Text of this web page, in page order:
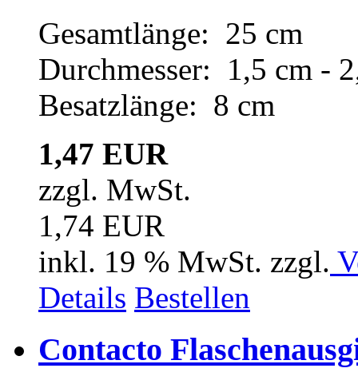
Gesamtlänge: 25 cm
Durchmesser: 1,5 cm -
Besatzlänge: 8 cm
1,47 EUR
zzgl. MwSt.
1,74 EUR
inkl. 19 % MwSt. zzgl.
Details Bestellen
Contacto